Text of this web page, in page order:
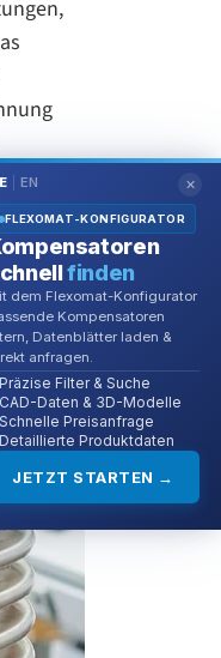
EN ✕
FLEXOMAT-KONFIGURATOR
finden
dem Flexomat-Konfigurator
Kompensatoren
Datenblätter laden &
anfragen.
Präzise Filter & Suche
CAD-Daten & 3D-Modelle
Schnelle Preisanfrage
Detaillierte Produktdaten
JETZT STARTEN →